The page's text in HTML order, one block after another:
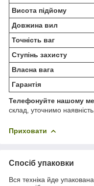
Висота підйому
Довжина вил
Точність ваг
Ступінь захисту
Власна вага
Гарантія
Телефонуйте нашому
склад, уточнимо
Приховати
Спосіб упаковки
Вся техніка йде